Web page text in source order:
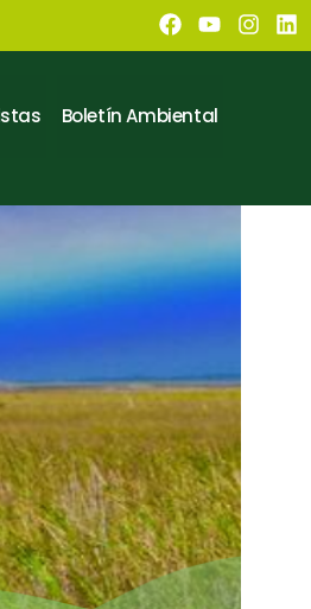
Boletín Ambiental